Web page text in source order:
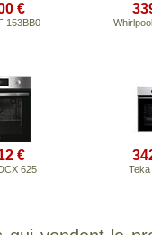
€
153BB0
€
625 Teka